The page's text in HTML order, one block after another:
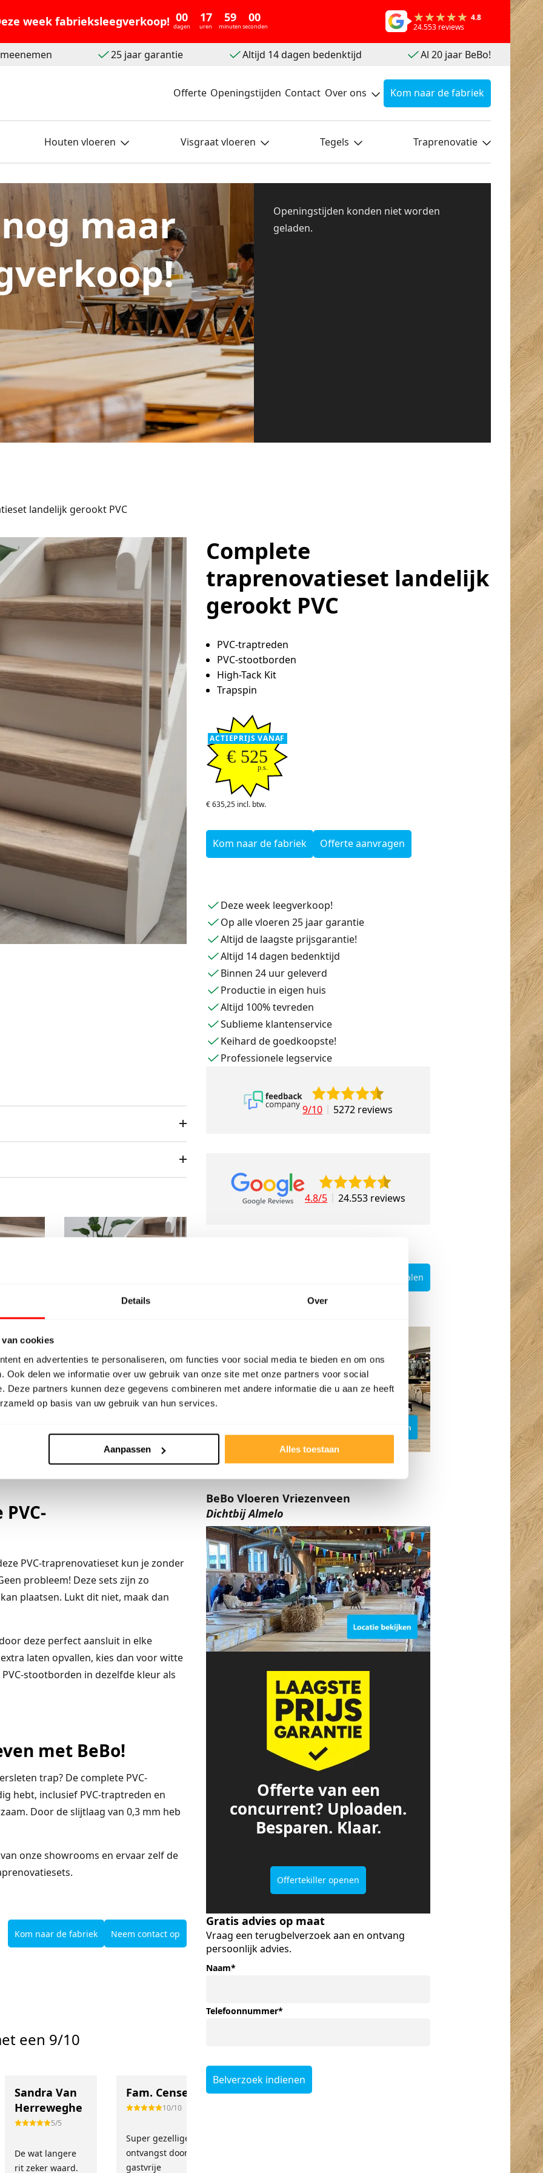
Details Over
cookies
en advertenties te personaliseren, om functies voor social media te bieden en om ons
Ook delen we informatie over uw gebruik van onze site met onze partners voor social
Deze partners kunnen deze gegevens combineren met andere informatie die u aan ze heeft
op basis van uw gebruik van hun services.
Aanpassen Alles toestaan
week fabrieksleegverkoop! 00
dagen
17
uren
58
minuten
57
seconden
4.8
24.553 reviews
25 jaar garantie Altijd 14 dagen bedenktijd Al 20 jaar BeBo!
Offerte Openingstijden Contact Over ons Kom naar de fabriek
Houten vloeren Visgraat vloeren Tegels Traprenovatie
maar
Openingstijden konden niet worden
geladen.
landelijk gerookt PVC
Complete
traprenovatieset landelijk
gerookt PVC
PVC-traptreden
PVC-stootborden
High-Tack Kit
Trapspin
ACTIEPRIJS VANAF
€ 525
p.s.
€ 635,25 incl. btw.
Kom naar de fabriek Offerte aanvragen
Deze week leegverkoop!
Op alle vloeren 25 jaar garantie
Altijd de laagste prijsgarantie!
Altijd 14 dagen bedenktijd
Binnen 24 uur geleverd
Productie in eigen huis
Altijd 100% tevreden
Sublieme klantenservice
Keihard de goedkoopste!
Professionele legservice
PVC-traprenovatieset kun je zonder
probleem! Deze sets zijn zo
plaatsen. Lukt dit niet, maak dan
deze perfect aansluit in elke
laten opvallen, kies dan voor witte
stootborden in dezelfde kleur als
met BeBo!
trap? De complete PVC-
hebt, inclusief PVC-traptreden en
Door de slijtlaag van 0,3 mm heb
onze showrooms en ervaar zelf de
Kom naar de fabriek Neem contact op
een 9/10
Sandra Van
Herreweghe
5/5
De wat langere
rit zeker waard.
Fam. Cense
10/10
Super gezellige
ontvangst door
gastvrije
Ingeborg
Rob Koppers
Onze favoriete
zaak. Voel me
altijd welkom.
9/10 5272 reviews
4.8/5 24.553 reviews
Bekijk klantverhalen
BeBo Vloeren Etten-Leur
BeBo Vloeren Vriezenveen
Dichtbij Almelo
Offerte van een
concurrent? Uploaden.
Besparen. Klaar.
Offertekiller openen
Gratis advies op maat
Vraag een terugbelverzoek aan en ontvang
persoonlijk advies.
Naam*
Telefoonnummer*
Belverzoek indienen